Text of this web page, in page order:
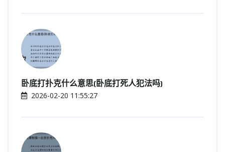
卧底打扑克什么意思(卧底打死人犯法吗)
2026-02-20 11:55:27